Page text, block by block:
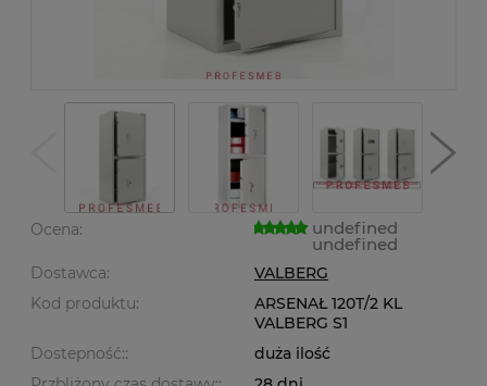
Ocena: undefined
undefined
Dostawca:
VALBERG
Kod produktu:
ARSENAŁ 120T/2 KL
VALBERG S1
Dostepność::
duża ilość